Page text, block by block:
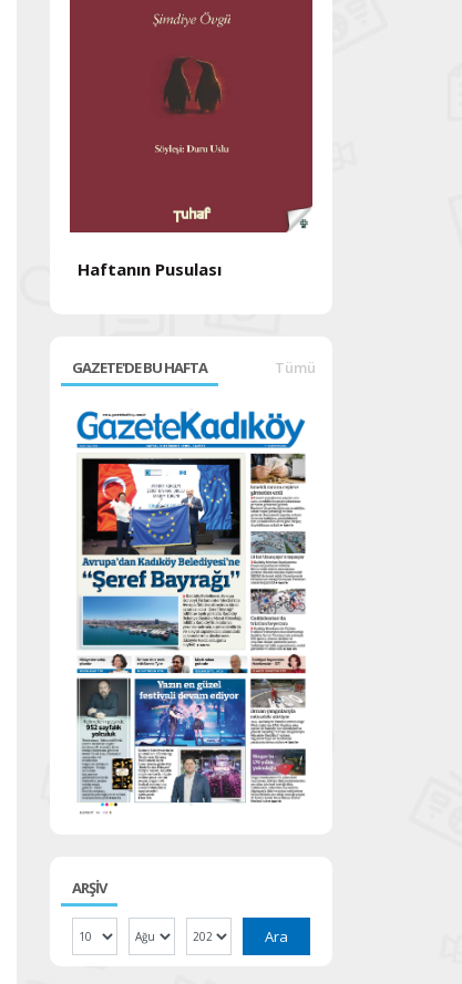
Haftanın Pusulası
GAZETE'DE BU HAFTA Tümü
ARŞİV
Ara